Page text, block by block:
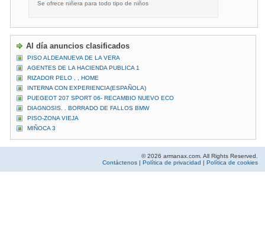
Se ofrece niñera para todo tipo de niños
Al día anuncios clasificados
PISO ALDEANUEVA DE LA VERA
AGENTES DE LA HACIENDA PUBLICA 1
RIZADOR PELO , , HOME
INTERNA CON EXPERIENCIA(ESPAÑOLA)
PUEGEOT 207 SPORT 06- RECAMBIO NUEVO ECO
DIAGNOSIS. . BORRADO DE FALLOS BMW
PISO-ZONA VIEJA
MIÑOCA 3
© 2026 armanax.com. All Rights Reserved.
Contáctenos | Política de privacidad | Política de cookies